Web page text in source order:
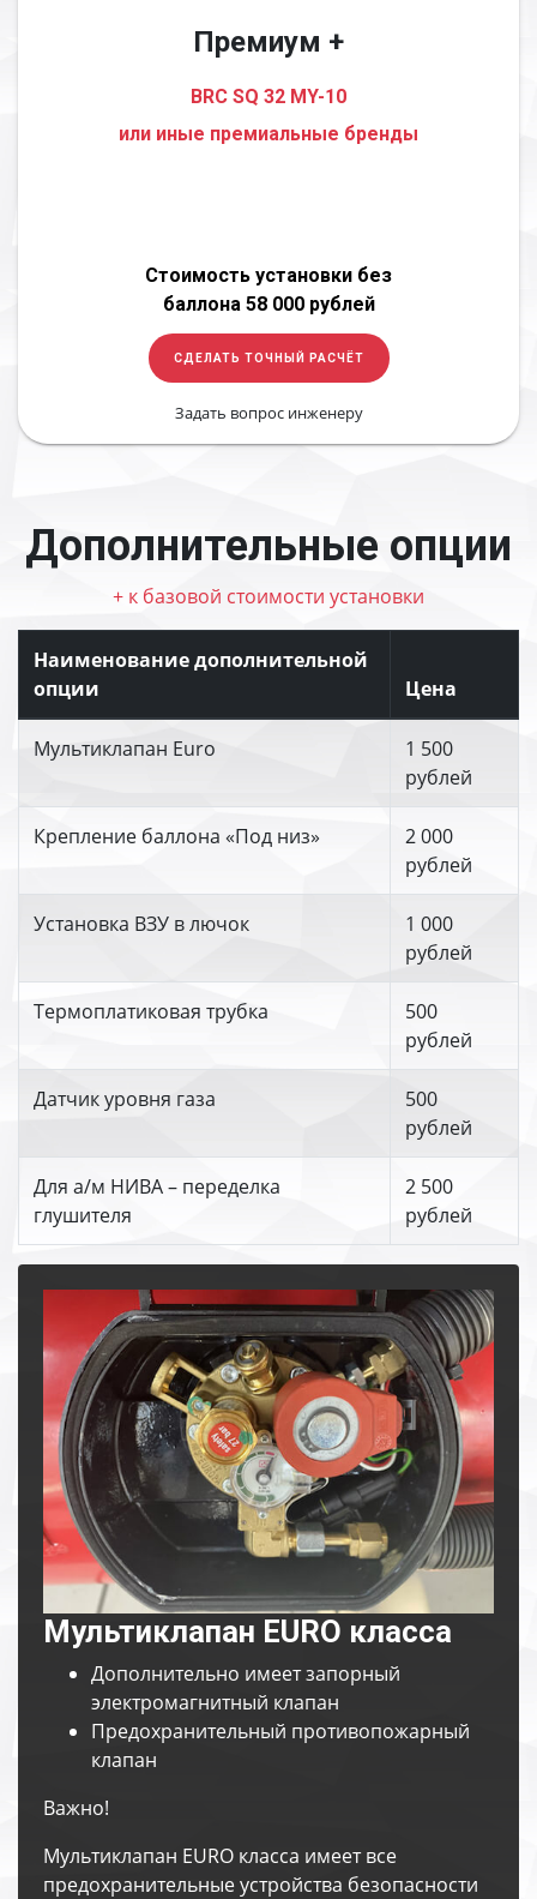
Премиум +
BRC SQ 32 MY-10
или иные премиальные бренды
Стоимость установки без
баллона 58 000 рублей
СДЕЛАТЬ ТОЧНЫЙ РАСЧЁТ
Задать вопрос инженеру
Дополнительные опции
+ к базовой стоимости установки
Наименование дополнительной
опции
Цена
Мультиклапан Euro
1 500
рублей
Крепление баллона «Под низ»
2 000
рублей
Установка ВЗУ в лючок
1 000
рублей
Термоплатиковая трубка
500
рублей
Датчик уровня газа
500
рублей
Для а/м НИВА – переделка
глушителя
2 500
рублей
Мультиклапан EURO класса
Дополнительно имеет запорный
электромагнитный клапан
Предохранительный противопожарный
клапан
Важно!
Мультиклапан EURO класса имеет все
предохранительные устройства безопасности